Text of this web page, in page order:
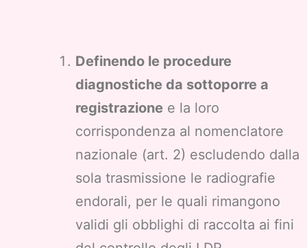
Definendo le procedure
diagnostiche da sottoporre a
registrazione e la loro
corrispondenza al nomenclatore
nazionale (art. 2) escludendo dalla
sola trasmissione le radiografie
endorali, per le quali rimangono
validi gli obblighi di raccolta ai fini